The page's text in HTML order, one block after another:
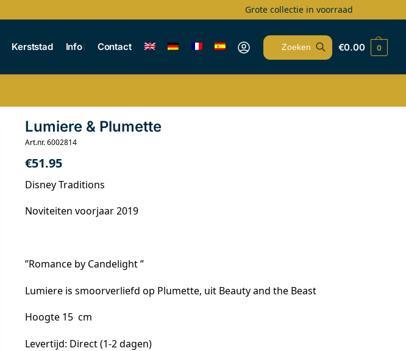
Grote collectie in voorraad
Kerststad Info Contact €0.00 0
Lumiere & Plumette
Art.nr. 6002814
€51.95
Disney Traditions
Noviteiten voorjaar 2019
”Romance by Candelight ”
Lumiere is smoorverliefd op Plumette, uit Beauty and the Beast
Hoogte 15 cm
Levertijd: Direct (1-2 dagen)